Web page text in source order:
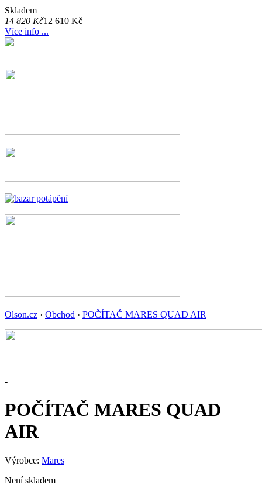
Skladem
14 820 Kč12 610 Kč
Více info ...
Olson.cz › Obchod › POČÍTAČ MARES QUAD AIR
-
POČÍTAČ MARES QUAD
AIR
Výrobce: Mares
Není skladem